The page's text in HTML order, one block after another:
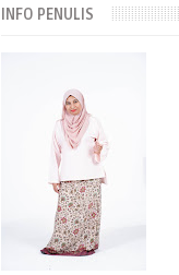
INFO PENULIS